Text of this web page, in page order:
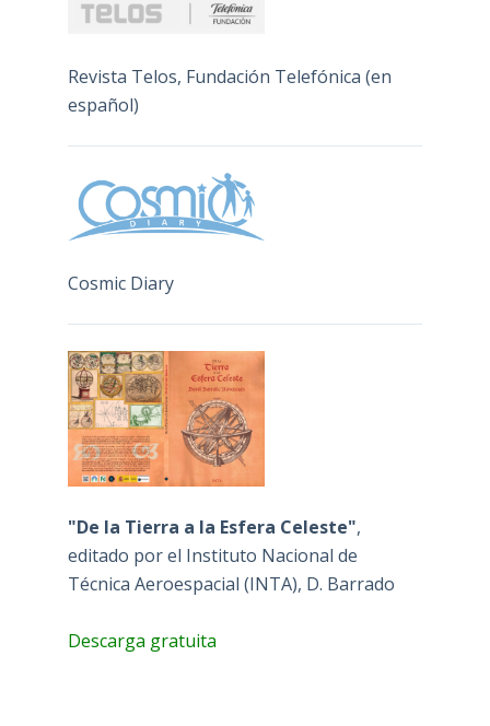
Revista Telos, Fundación Telefónica (en
español)
Cosmic Diary
"De la Tierra a la Esfera Celeste",
editado por el Instituto Nacional de
Técnica Aeroespacial (INTA), D. Barrado
Descarga gratuita